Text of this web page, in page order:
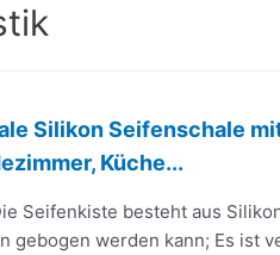
Silikon Seifenschale
Küche...
Seifenkiste besteht aus
gebogen werden kann; Es ist